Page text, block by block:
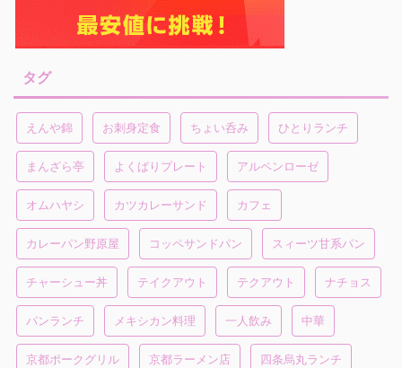
タグ
えんや錦 お刺身定食 ちょい呑み ひとりランチ
まんざら亭 よくばりプレート アルペンローゼ
オムハヤシ カツカレーサンド カフェ
カレーパン野原屋 コッペサンドパン スィーツ甘系パン
チャーシュー丼 テイクアウト テクアウト ナチョス
パンランチ メキシカン料理 一人飲み 中華
京都ポークグリル 京都ラーメン店 四条烏丸ランチ